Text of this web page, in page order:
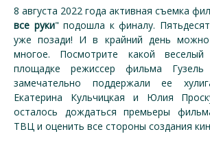
8 августа 2022 года активная съемка
все руки" подошла к финалу.
уже позади! И в крайний день можно
многое. Посмотрите какой
площадке режиссер фильма
замечательно поддержали ее
Екатерина Кульчицкая и Юлия
осталось дождаться премьеры
ТВЦ и оценить все стороны создания